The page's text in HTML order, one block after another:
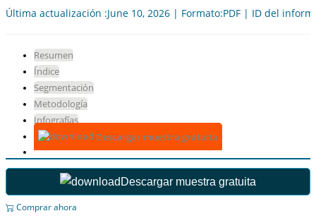
Última actualización :June 10, 2026 | Formato:PDF | ID del
Resumen
Índice
Segmentación
Metodología
Infografías
Descargar muestra gratuita
Descargar muestra gratuita
Comprar ahora